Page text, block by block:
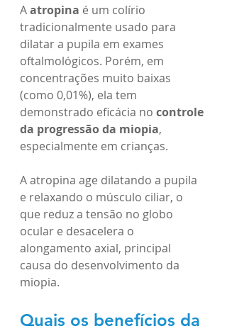
A atropina é um colírio
tradicionalmente usado para
dilatar a pupila em exames
oftalmológicos. Porém, em
concentrações muito baixas
(como 0,01%), ela tem
demonstrado eficácia no controle
da progressão da miopia,
especialmente em crianças.
A atropina age dilatando a pupila
e relaxando o músculo ciliar, o
que reduz a tensão no globo
ocular e desacelera o
alongamento axial, principal
causa do desenvolvimento da
miopia.
Quais os benefícios da